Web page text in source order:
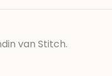
van Stitch.